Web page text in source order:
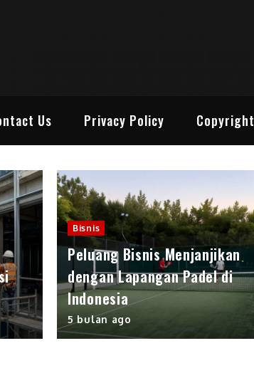
Us Privacy Policy Copyright
Bisnis
Peluang Bisnis Menjanjikan
dengan Lapangan Padel di
Indonesia
5 bulan ago